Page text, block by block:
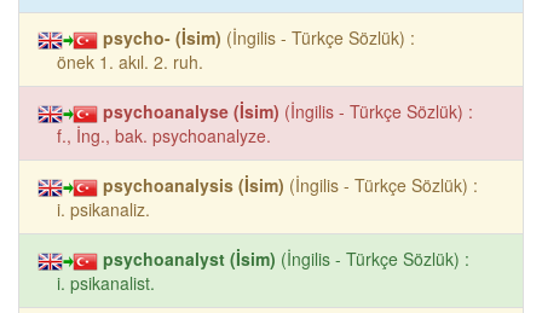
psycho- (İsim) (İngilis - Türkçe Sözlük) :
önek 1. akıl. 2. ruh.
psychoanalyse (İsim) (İngilis - Türkçe Sözlük) :
f., İng., bak. psychoanalyze.
psychoanalysis (İsim) (İngilis - Türkçe Sözlük) :
i. psikanaliz.
psychoanalyst (İsim) (İngilis - Türkçe Sözlük) :
i. psikanalist.